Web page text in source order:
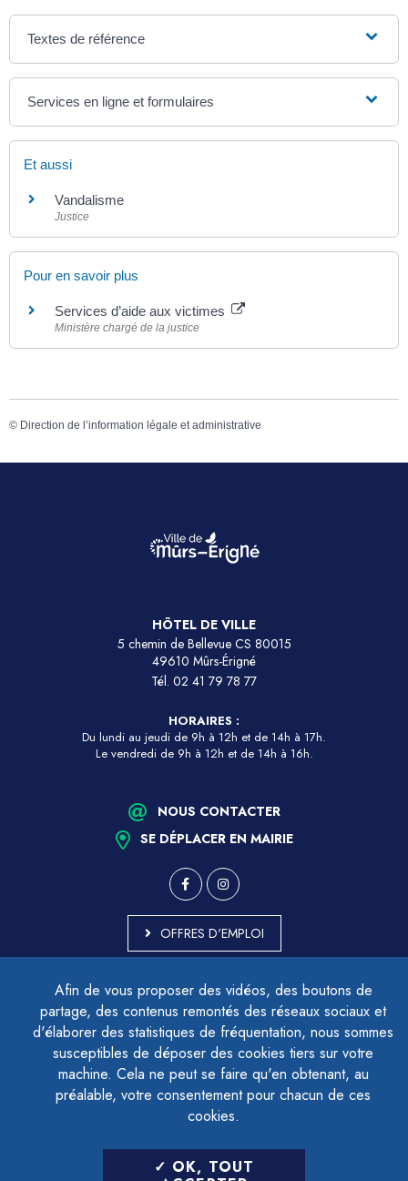
Afin de vous proposer des vidéos, des boutons de
partage, des contenus remontés des réseaux sociaux et
d'élaborer des statistiques de fréquentation, nous sommes
susceptibles de déposer des cookies tiers sur votre
machine. Cela ne peut se faire qu'en obtenant, au
préalable, votre consentement pour chacun de ces
cookies.
OK, TOUT
Textes de référence
Services en ligne et formulaires
Et aussi
Vandalisme
Justice
Pour en savoir plus
Services d’aide aux victimes
Ministère chargé de la justice
© Direction de l’information légale et administrative
HÔTEL DE VILLE
5 chemin de Bellevue CS 80015
49610 Mûrs-Érigné
Tél. 02 41 79 78 77
HORAIRES :
Du lundi au jeudi de 9h à 12h et de 14h à 17h.
Le vendredi de 9h à 12h et de 14h à 16h.
NOUS CONTACTER
SE DÉPLACER EN MAIRIE
OFFRES D'EMPLOI
ACCESSIBILITÉ - PARTIELLEMENT CONFORME
PLAN DU SITE
MENTIONS LÉGALES
CONTACTER LE DÉLÉGUÉ À LA PROTECTION DES DONNÉES
GESTION DES COOKIES
LETTRE D'INFORMATION
SAISIR VOTRE ADRESSE E-MAIL